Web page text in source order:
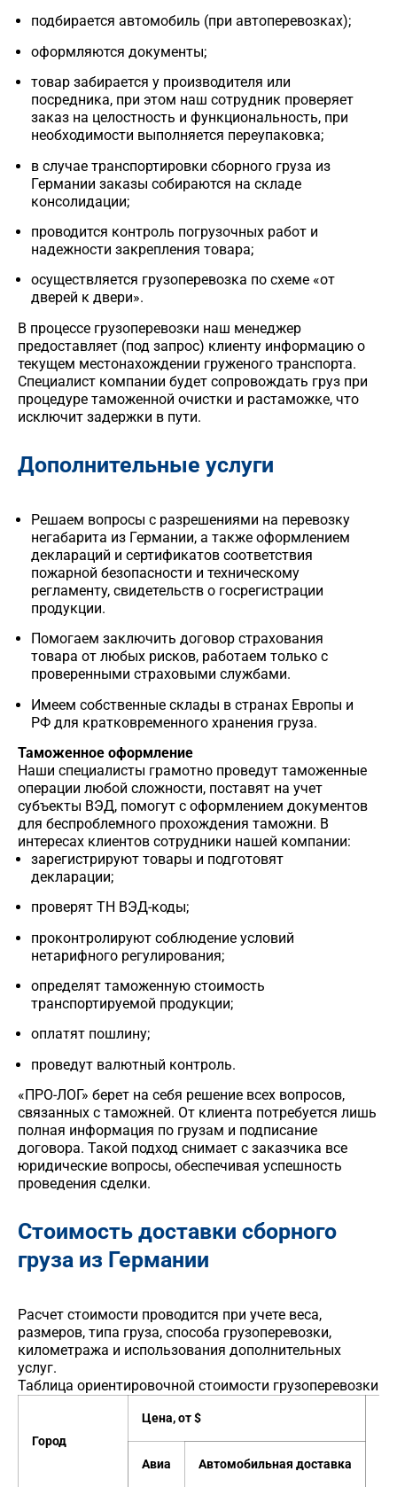
подбирается автомобиль (при автоперевозках);
оформляются документы;
товар забирается у производителя или
посредника, при этом наш сотрудник проверяет
заказ на целостность и функциональность, при
необходимости выполняется переупаковка;
в случае транспортировки сборного груза из
Германии заказы собираются на складе
консолидации;
проводится контроль погрузочных работ и
надежности закрепления товара;
осуществляется грузоперевозка по схеме «от
дверей к двери».
В процессе грузоперевозки наш менеджер
предоставляет (под запрос) клиенту информацию о
текущем местонахождении груженого транспорта.
Специалист компании будет сопровождать груз при
процедуре таможенной очистки и растаможке, что
исключит задержки в пути.
Дополнительные услуги
Решаем вопросы с разрешениями на перевозку
негабарита из Германии, а также оформлением
деклараций и сертификатов соответствия
пожарной безопасности и техническому
регламенту, свидетельств о госрегистрации
продукции.
Помогаем заключить договор страхования
товара от любых рисков, работаем только с
проверенными страховыми службами.
Имеем собственные склады в странах Европы и
РФ для кратковременного хранения груза.
Таможенное оформление
Наши специалисты грамотно проведут таможенные
операции любой сложности, поставят на учет
субъекты ВЭД, помогут с оформлением документов
для беспроблемного прохождения таможни. В
интересах клиентов сотрудники нашей компании:
зарегистрируют товары и подготовят
декларации;
проверят ТН ВЭД-коды;
проконтролируют соблюдение условий
нетарифного регулирования;
определят таможенную стоимость
транспортируемой продукции;
оплатят пошлину;
проведут валютный контроль.
«ПРО-ЛОГ» берет на себя решение всех вопросов,
связанных с таможней. От клиента потребуется лишь
полная информация по грузам и подписание
договора. Такой подход снимает с заказчика все
юридические вопросы, обеспечивая успешность
проведения сделки.
Стоимость доставки сборного
груза из Германии
Расчет стоимости проводится при учете веса,
размеров, типа груза, способа грузоперевозки,
километража и использования дополнительных
услуг.
Таблица ориентировочной стоимости грузоперевозки
Город
Цена, от $
Авиа
Автомобильная доставка